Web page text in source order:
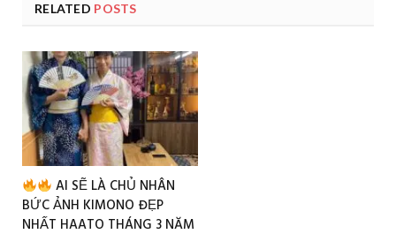
RELATED POSTS
AI SẼ LÀ CHỦ NHÂN
BỨC ẢNH KIMONO ĐẸP
NHẤT HAATO THÁNG 3 NĂM